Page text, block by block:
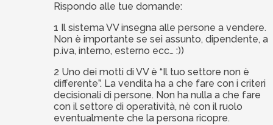
Rispondo alle tue domande:
1 Il sistema VV insegna alle persone a vendere.
Non è importante se sei assunto, dipendente, a
p.iva, interno, esterno ecc… :))
2 Uno dei motti di VV è “Il tuo settore non è
differente”. La vendita ha a che fare con i criteri
decisionali di persone. Non ha nulla a che fare
con il settore di operatività, nè con il ruolo
eventualmente che la persona ricopre.